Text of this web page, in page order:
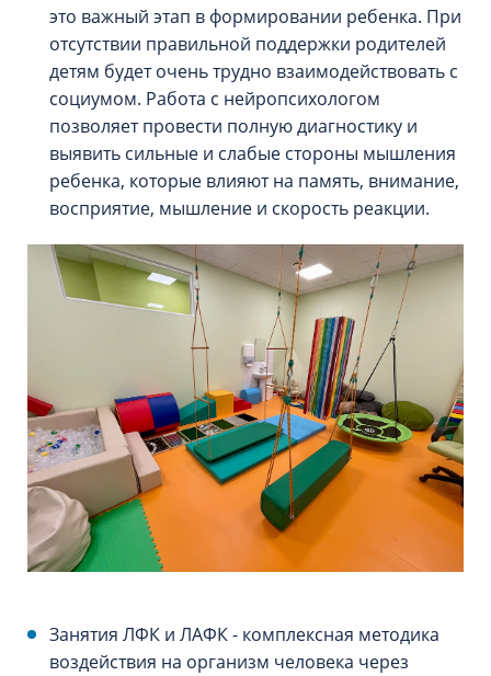
это важный этап в формировании ребенка. При
отсутствии правильной поддержки родителей
детям будет очень трудно взаимодействовать с
социумом. Работа с нейропсихологом
позволяет провести полную диагностику и
выявить сильные и слабые стороны мышления
ребенка, которые влияют на память, внимание,
восприятие, мышление и скорость реакции.
Занятия ЛФК и ЛАФК - комплексная методика
воздействия на организм человека через